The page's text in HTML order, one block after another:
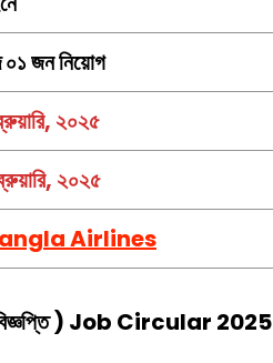
০১ জন নিয়োগ
২০২৫
২০২৫
Airlines
) Job Circular 2025